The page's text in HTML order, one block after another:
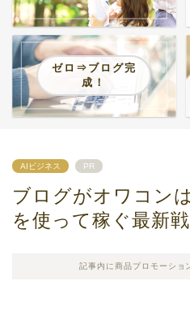
ゼロ⇒ブログ完
成！
AIビジネス PR
ブログがオワコン
を使って稼ぐ最新戦
記事内に商品プロモーショ